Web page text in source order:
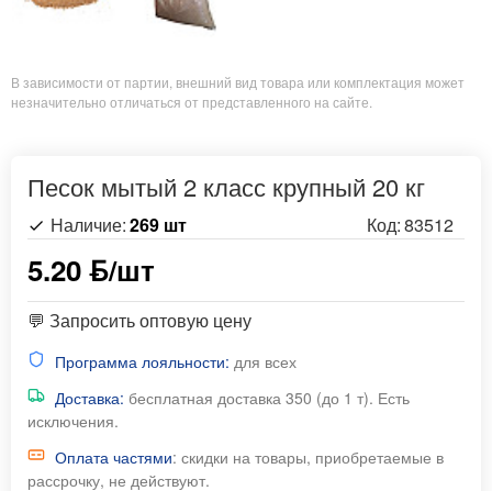
В зависимости от партии, внешний вид товара или комплектация может
незначительно отличаться от представленного на сайте.
Песок мытый 2 класс крупный 20 кг
5.20 ƃ/шт
Наличие:269 шт Код:83512
💬 Запросить оптовую цену
Программа лояльности: для всех
Доставка: бесплатная доставка 350 (до 1 т). Есть
исключения.
Оплата частями: скидки на товары, приобретаемые в
рассрочку, не действуют.